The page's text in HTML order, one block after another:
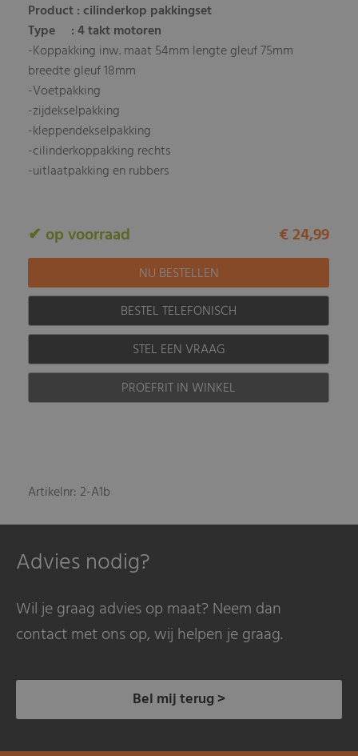
Product : cilinderkop pakkingset
Type : 4 takt motoren
-Koppakking inw. maat 54mm lengte gleuf 75mm
breedte gleuf 18mm
-Voetpakking
-zijdekselpakking
-kleppendekselpakking
-cilinderkoppakking rechts
-uitlaatpakking en rubbers
✔ op voorraad € 24,99
BESTEL TELEFONISCH
STEL EEN VRAAG
PROEFRIT IN WINKEL
Artikelnr: 2-A1b
Advies nodig?
Wil je graag advies op maat? Neem dan
contact met ons op, wij helpen je graag.
Bel mij terug >